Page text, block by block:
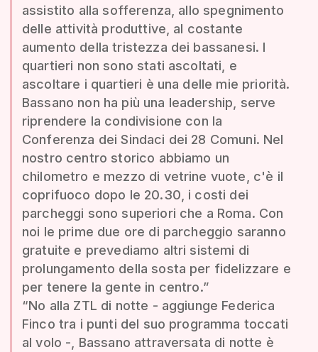
assistito alla sofferenza, allo spegnimento
delle attività produttive, al costante
aumento della tristezza dei bassanesi. I
quartieri non sono stati ascoltati, e
ascoltare i quartieri è una delle mie priorità.
Bassano non ha più una leadership, serve
riprendere la condivisione con la
Conferenza dei Sindaci dei 28 Comuni. Nel
nostro centro storico abbiamo un
chilometro e mezzo di vetrine vuote, c'è il
coprifuoco dopo le 20.30, i costi dei
parcheggi sono superiori che a Roma. Con
noi le prime due ore di parcheggio saranno
gratuite e prevediamo altri sistemi di
prolungamento della sosta per fidelizzare e
per tenere la gente in centro.”
“No alla ZTL di notte - aggiunge Federica
Finco tra i punti del suo programma toccati
al volo -, Bassano attraversata di notte è